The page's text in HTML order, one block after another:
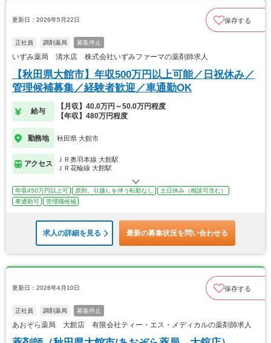
更新日：2026年5月22日 保存する
正社員 調剤薬局 募集停止
いずみ薬局 清水店 株式会社いずみファーマの薬剤師求人
【秋田県大館市】年収500万円以上可能／日祝休み／
管理候補募集／経験者歓迎／車通勤OK
給与
【月収】40.0万円～50.0万円程度
【年収】480万円程度
勤務地 秋田県 大館市
アクセス
ＪＲ奥羽本線 大館駅
ＪＲ花輪線 大館駅
年収450万円以上可 原則、引越しを伴う転勤なし
土日休み（相談可含む）
車通勤可
管理職候補
求人の詳細を見る 最新の募集状況を問い合わせる
更新日：2026年4月10日 保存する
正社員 調剤薬局 募集停止
あおぞら薬局 大館店 有限会社ティー・エス・メディカルの薬剤師求人